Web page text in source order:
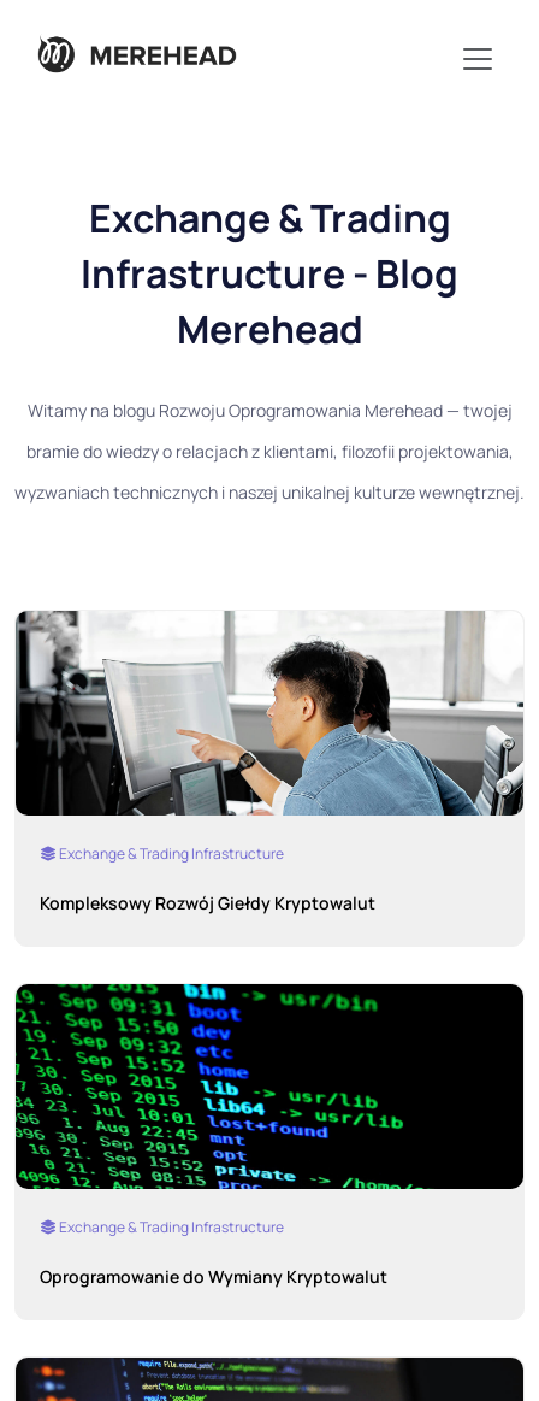
Exchange & Trading
Infrastructure - Blog
Merehead
Witamy na blogu Rozwoju Oprogramowania Merehead — twojej
bramie do wiedzy o relacjach z klientami, filozofii projektowania,
wyzwaniach technicznych i naszej unikalnej kulturze wewnętrznej.
Exchange & Trading Infrastructure
Kompleksowy Rozwój Giełdy Kryptowalut
Exchange & Trading Infrastructure
Oprogramowanie do Wymiany Kryptowalut